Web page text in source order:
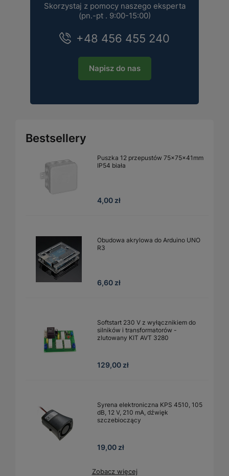
Skorzystaj z pomocy naszego eksperta
(pn.-pt . 9:00-15:00)
+48 456 455 240
Napisz do nas
Bestsellery
Puszka 12 przepustów 75x75x41mm
IP54 biała
4,00 zł
Obudowa akrylowa do Arduino UNO
R3
6,60 zł
Softstart 230 V z wyłącznikiem do
silników i transformatorów -
zlutowany KIT AVT 3280
129,00 zł
Syrena elektroniczna KPS 4510, 105
dB, 12 V, 210 mA, dźwięk
szczebioczący
19,00 zł
Zobacz więcej